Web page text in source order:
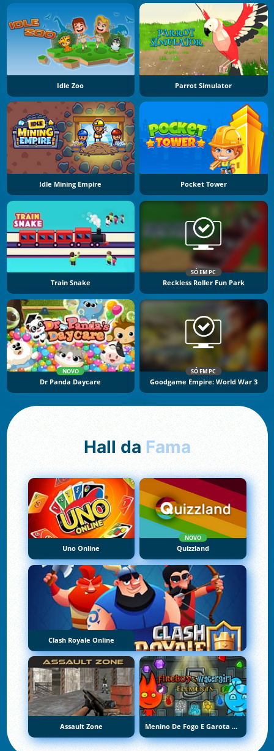
Idle Zoo Parrot Simulator
Idle Mining Empire Pocket Tower
Train Snake
SÓ EM PC
Reckless Roller Fun Park
NOVO
Dr Panda Daycare
SÓ EM PC
Goodgame Empire: World War 3
Hall da Fama
Uno Online
NOVO
Quizzland
Clash Royale Online
Assault Zone Menino De Fogo E Garota De Água 5: Elementos